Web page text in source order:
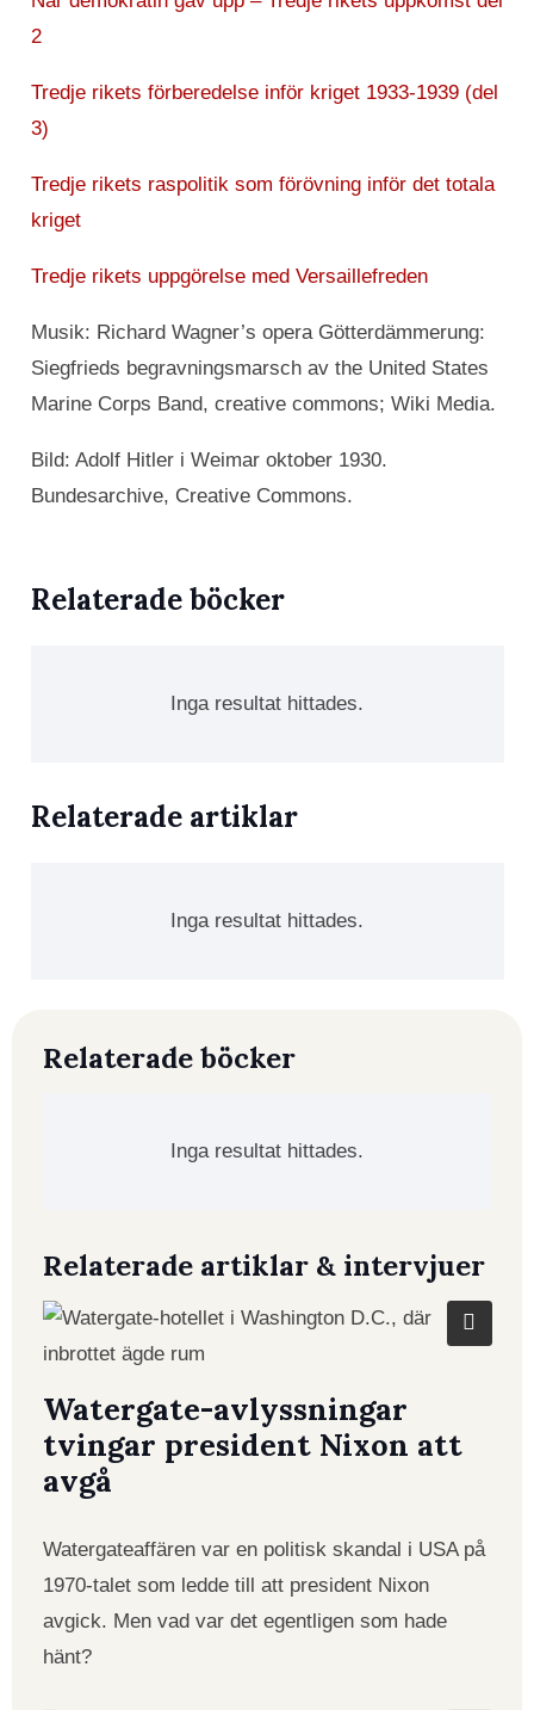
2
Tredje rikets förberedelse inför kriget 1933-1939 (del
3)
Tredje rikets raspolitik som förövning inför det totala
kriget
Tredje rikets uppgörelse med Versaillefreden
Musik: Richard Wagner’s opera Götterdämmerung:
Siegfrieds begravningsmarsch av the United States
Marine Corps Band, creative commons; Wiki Media.
Bild: Adolf Hitler i Weimar oktober 1930.
Bundesarchive, Creative Commons.
Relaterade böcker
Inga resultat hittades.
Relaterade artiklar
Inga resultat hittades.
Relaterade böcker
Inga resultat hittades.
Relaterade artiklar & intervjuer
Watergate-avlyssningar
tvingar president Nixon att
avgå
Watergateaffären var en politisk skandal i USA på
1970-talet som ledde till att president Nixon
avgick. Men vad var det egentligen som hade
hänt?